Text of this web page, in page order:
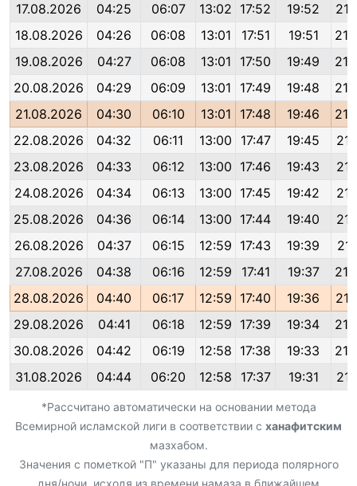
17.08.2026
04:25 06:07 13:02 17:52 19:52
18.08.2026
04:26 06:08 13:01 17:51 19:51
19.08.2026
04:27 06:08 13:01 17:50 19:49
20.08.2026
04:29 06:09 13:01 17:49 19:48
21.08.2026
04:30 06:10 13:01 17:48 19:46
22.08.2026
04:32 06:11 13:00 17:47 19:45
23.08.2026
04:33 06:12 13:00 17:46 19:43
24.08.2026
04:34 06:13 13:00 17:45 19:42
25.08.2026
04:36 06:14 13:00 17:44 19:40
26.08.2026
04:37 06:15 12:59 17:43 19:39
27.08.2026
04:38 06:16 12:59 17:41 19:37
28.08.2026
04:40 06:17 12:59 17:40 19:36
29.08.2026
04:41 06:18 12:59 17:39 19:34
30.08.2026
04:42 06:19 12:58 17:38 19:33
31.08.2026
04:44 06:20 12:58 17:37 19:31
*Рассчитано автоматически на основании метода
Всемирной исламской лиги в соответствии с ханафитским
мазхабом.
Значения с пометкой "П" указаны для периода полярного
дня/ночи, исходя из времени намаза в ближайшем